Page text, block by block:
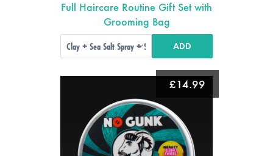
Full Haircare Routine Gift Set with
Grooming Bag
ADD
£14.99